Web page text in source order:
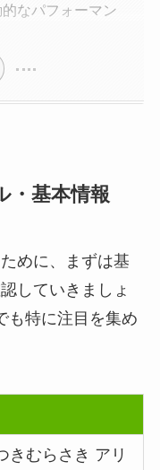
なパフォーマン
・基本情報
めに、まずは基
していきましょ
も特に注目を集め
きむらさき アリ